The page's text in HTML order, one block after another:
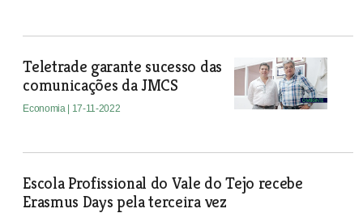
Teletrade garante sucesso das
comunicações da JMCS
Economia | 17-11-2022
Escola Profissional do Vale do Tejo recebe
Erasmus Days pela terceira vez